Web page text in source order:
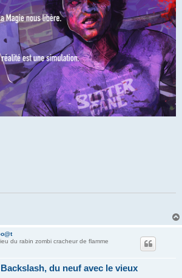
du rabin zombi cracheur de flamme
du neuf avec le vieux